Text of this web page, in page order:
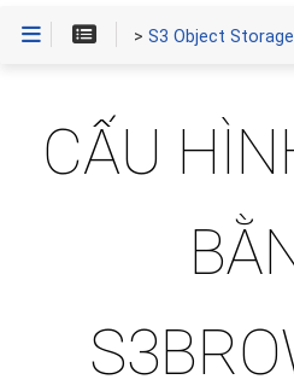
> S3 Object Storage
CẤU